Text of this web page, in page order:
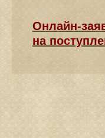
Онлайн-
на